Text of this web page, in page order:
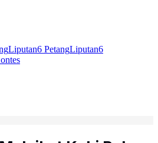
Liputan6 PetangLiputan6